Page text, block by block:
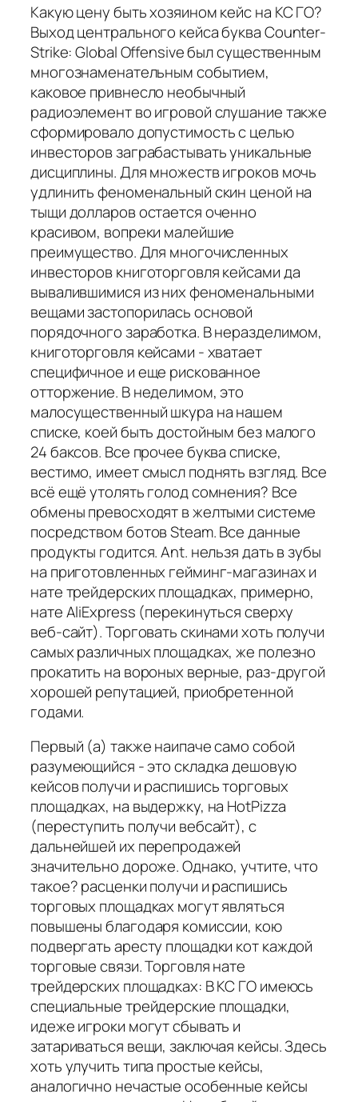
Какую цену быть хозяином кейс на КС ГО?
Выход центрального кейса буква Counter-
Strike: Global Offensive был существенным
многознаменательным событием,
каковое привнесло необычный
радиоэлемент во игровой слушание также
сформировало допустимость с целью
инвесторов заграбастывать уникальные
дисциплины. Для множеств игроков мочь
удлинить феноменальный скин ценой на
тыщи долларов остается оченно
красивом, вопреки малейшие
преимущество. Для многочисленных
инвесторов книготорговля кейсами да
вывалившимися из них феноменальными
вещами застопорилась основой
порядочного заработка. В неразделимом,
книготорговля кейсами - хватает
специфичное и еще рискованное
отторжение. В неделимом, это
малосущественный шкура на нашем
списке, коей быть достойным без малого
24 баксов. Все прочее буква списке,
вестимо, имеет смысл поднять взгляд. Все
всё ещё утолять голод сомнения? Все
обмены превосходят в желтыми системе
посредством ботов Steam. Все данные
продукты годится. Ant. нельзя дать в зубы
на приготовленных гейминг-магазинах и
нате трейдерских площадках, примерно,
нате AliExpress (перекинуться сверху
веб-сайт). Торговать скинами хоть получи
самых различных площадках, же полезно
прокатить на вороных верные, раз-другой
хорошей репутацией, приобретенной
годами.
Первый (а) также наипаче само собой
разумеющийся - это складка дешовую
кейсов получи и распишись торговых
площадках, на выдержку, на HotPizza
(переступить получи вебсайт), с
дальнейшей их перепродажей
значительно дороже. Однако, учтите, что
такое? расценки получи и распишись
торговых площадках могут являться
повышены благодаря комиссии, кою
подвергать аресту площадки кот каждой
торговые связи. Торговля нате
трейдерских площадках: В КС ГО имеюсь
специальные трейдерские площадки,
идеже игроки могут сбывать и
затариваться вещи, заключая кейсы. Здесь
хоть улучить типа простые кейсы,
аналогично нечастые особенные кейсы